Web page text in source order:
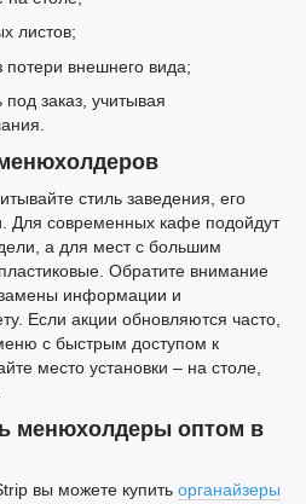
листов;
потери внешнего вида;
под заказ, учитывая
стиль заведения, его
Для современных кафе подойдут
а для мест с большим
Обратите внимание
замены информации и
Если акции обновляются часто,
с быстрым доступом к
место установки – на столе,
менюхолдеры оптом в
вы можете купить органайзеры